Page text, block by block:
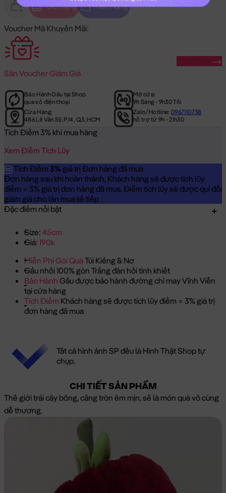
Gửi Tặng Hết Hàng
Voucher Mã Khuyến Mãi:
Săn Voucher Giảm Giá
Bảo Hành Gấu tại Shop
qua số điện thoại
Mở cửa:
9h Sáng - 9h30 Tối
Cửa Hàng:
486 Lê Văn Sỹ, P.14, Q.3, HCM
Zalo/Hotline:0967110738
hỗ trợ từ 9h - 21h30
Tích Điểm 3% khi mua hàng
Xem Điểm Tích Lũy
Tích Điểm 3% giá trị Đơn hàng đã mua
Đơn hàng sau khi hoàn thành, Khách hàng sẽ được tích lũy
điểm = 3% giá trị đơn hàng đã mua. Điểm tích lũy sẽ được qui đổi
giảm giá cho lần mua kế tiếp
Đặc điểm nổi bật
Size: 45cm
Giá: 190k
Miễn Phí Gói QuàTúi Kiếng & Nơ
Gấu nhồi 100% gòn Trắng đàn hồi tinh khiết
Bảo Hành Gấu được bảo hành đường chỉ may Vĩnh Viễn
tại cửa hàng
Tích Điểm Khách hàng sẽ được tích lũy điểm = 3% giá trị
đơn hàng đã mua
Tất cả hình ảnh SP đều là Hình Thật Shop tự
chụp.
CHI TIẾT SẢN PHẨM
Thế giới trái cây bông, căng tròn êm mịn, sẽ là món quà vô cùng
dễ thương.